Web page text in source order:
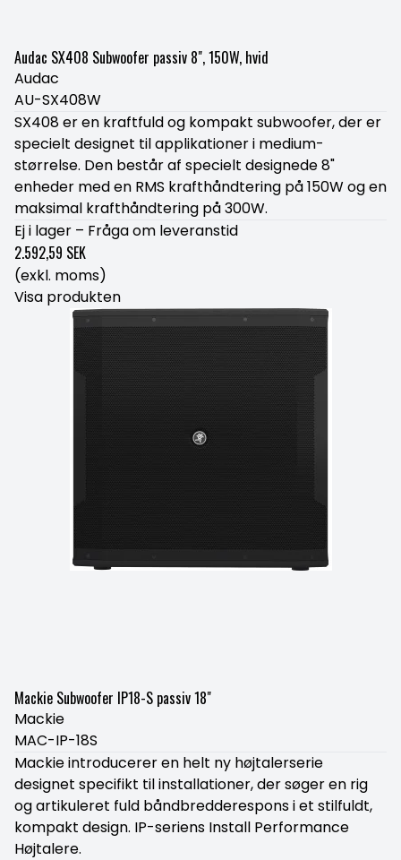
Audac SX408 Subwoofer passiv 8", 150W, hvid
Audac
AU-SX408W
SX408 er en kraftfuld og kompakt subwoofer, der er
specielt designet til applikationer i medium-
størrelse. Den består af specielt designede 8"
enheder med en RMS krafthåndtering på 150W og en
maksimal krafthåndtering på 300W.
Ej i lager – Fråga om leveranstid
2.592,59 SEK
(exkl. moms)
Visa produkten
Mackie Subwoofer IP18-S passiv 18"
Mackie
MAC-IP-18S
Mackie introducerer en helt ny højtalerserie
designet specifikt til installationer, der søger en rig
og artikuleret fuld båndbredderespons i et stilfuldt,
kompakt design. IP-seriens Install Performance
Højtalere.